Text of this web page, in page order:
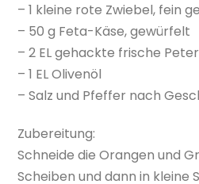
– 1 kleine rote Zwiebel, fein
– 50 g Feta-Käse, gewürfelt
– 2 EL gehackte frische
– 1 EL Olivenöl
– Salz und Pfeffer nach
Zubereitung:
Schneide die Orangen und
Scheiben und dann in kleine